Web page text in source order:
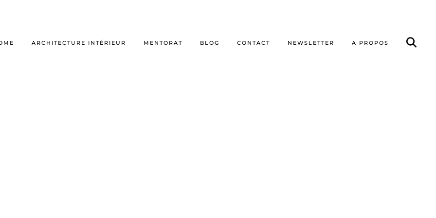
ARCHITECTURE INTÉRIEUR MENTORAT BLOG CONTACT NEWSLETTER A PROPOS